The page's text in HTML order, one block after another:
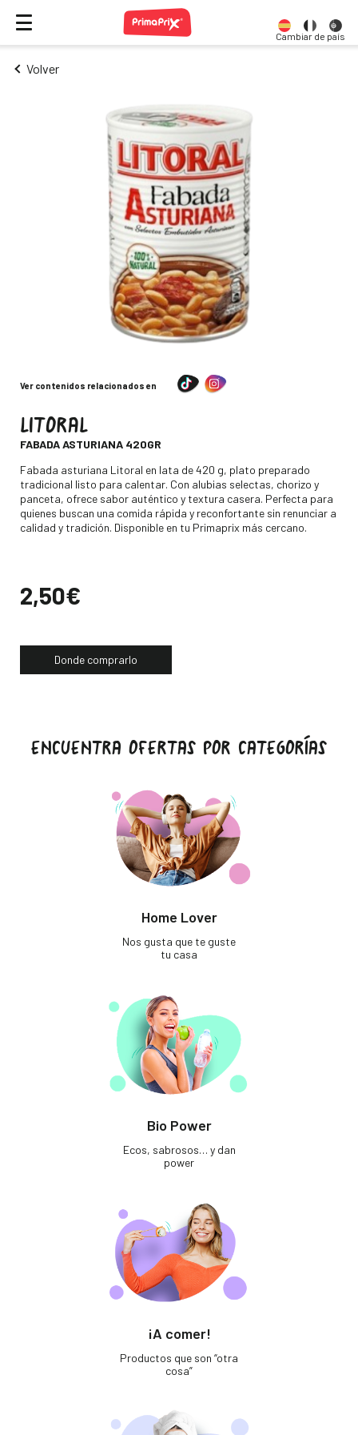
Cambiar de país
Volver
Ver contenidos relacionados en
LITORAL
FABADA ASTURIANA 420GR
Descripción
Fabada asturiana Litoral en lata de 420 g, plato preparado
tradicional listo para calentar. Con alubias selectas, chorizo y
panceta, ofrece sabor auténtico y textura casera. Perfecta para
quienes buscan una comida rápida y reconfortante sin renunciar a
calidad y tradición. Disponible en tu Primaprix más cercano.
Precio
2,50€
Donde comprarlo
ENCUENTRA OFERTAS POR CATEGORÍAS
Home Lover
Nos gusta que te guste
tu casa
Bio Power
Ecos, sabrosos… y dan
power
¡A comer!
Productos que son “otra
cosa”